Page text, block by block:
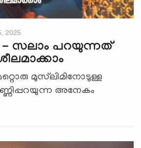
2025
സലാം പറയുന്നത്
മുസ്‍ലിമിനോടുള്ള
അനേകം